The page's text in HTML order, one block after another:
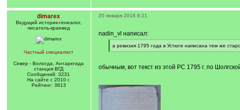
dimarex
Ведущий историк-генеалог,
писатель-краевед
Частный специалист
Север - Вологда, Антарктида
станция ВГД
Сообщений: 3231
На сайте с 2010 г.
Рейтинг: 3813
20 января 2018 9:21
nadin_vl написал:
[
q
а ревизия 1795 года в Устюге написана тем же
[
]
обычным, вот текст из этой РС 1795 г. по